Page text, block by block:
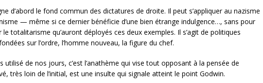
d’abord le fond commun des dictatures de droite. Il peut s’appliquer au nazisme
— même si ce dernier bénéficie d’une bien étrange indulgence…, sans pour
totalitarisme qu’auront déployés ces deux exemples. Il s’agit de politiques
sur l’ordre, l’homme nouveau, la figure du chef.
utilisé de nos jours, c’est l’anathème qui vise tout opposant à la pensée de
très loin de l’initial, est une insulte qui signale atteint le point Godwin.